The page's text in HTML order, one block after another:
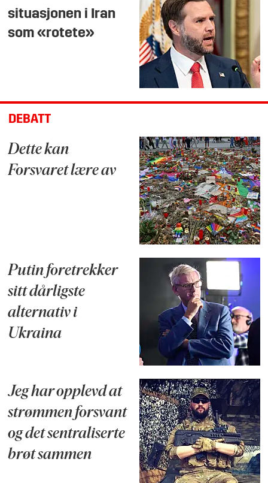
situasjonen i Iran
som «rotete»
DEBATT
Dette kan
Forsvaret lære av
Putin foretrekker
sitt dårligste
alternativ i
Ukraina
Jeg har opplevd at
strømmen forsvant
og det sentraliserte
brøt sammen